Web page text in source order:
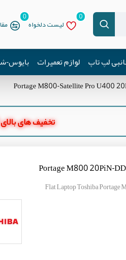
لیست دلخواه
0
0
لپ تاپ لوازم تعمیرات بایوس-
تخفیف های بالای 50 درصد قطعات
Flat Laptop Toshiba